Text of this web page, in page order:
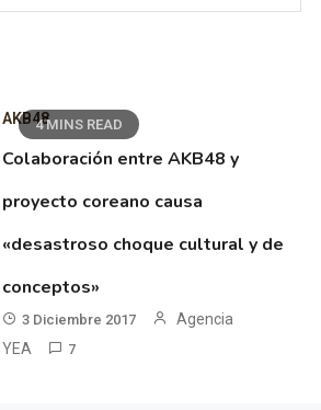
4 MINS READ
AKB48
Colaboración entre AKB48 y
proyecto coreano causa
«desastroso choque cultural y de
conceptos»
3 Diciembre 2017
Agencia
YEA
7